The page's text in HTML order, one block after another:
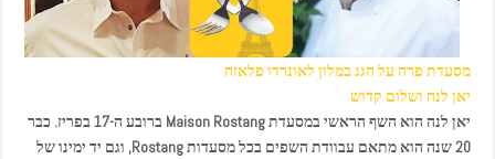
מסעדת פרה על הגג במלון לאונרדו פלאזה
יאן לנה ושלום קדוש
יאן לנה הוא השף הראשי במסעדת Maison Rostang ברובע ה-17 בפריז. כבר
20 שנה הוא מתאם עבוודת השפים בכל מסעדות Rostang, וגם יד ימינו של